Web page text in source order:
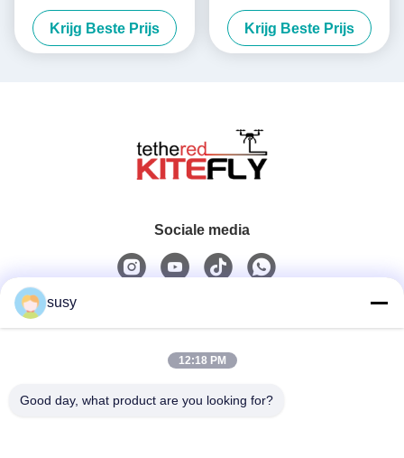
Krijg Beste Prijs
Lighting System IP54 Kitefly
Krijg Beste Prijs
Sociale media
0086-19952400441
susy
12:18 PM
Good day, what product are you looking for?